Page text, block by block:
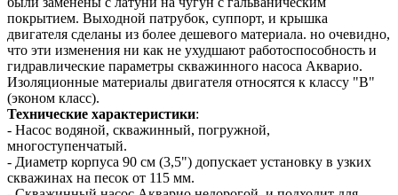
покрытием. Выходной патрубок, суппорт, и крышка
двигателя сделаны из более дешевого материала. но очевидно,
что эти изменения ни как не ухудшают работоспособность и
гидравлические параметры скважинного насоса Акварио.
Изоляционные материалы двигателя относятся к классу "B"
(эконом класс).
Технические характеристики:
- Насос водяной, скважинный, погружной,
многоступенчатый.
- Диаметр корпуса 90 см (3,5") допускает установку в узких
скважинах на песок от 115 мм.